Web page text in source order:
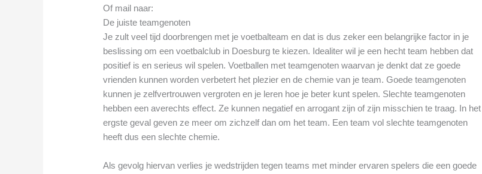
Of mail naar:
De juiste teamgenoten
Je zult veel tijd doorbrengen met je voetbalteam en dat is dus zeker een belangrijke factor in je
beslissing om een voetbalclub in Doesburg te kiezen. Idealiter wil je een hecht team hebben dat
positief is en serieus wil spelen. Voetballen met teamgenoten waarvan je denkt dat ze goede
vrienden kunnen worden verbetert het plezier en de chemie van je team. Goede teamgenoten
kunnen je zelfvertrouwen vergroten en je leren hoe je beter kunt spelen. Slechte teamgenoten
hebben een averechts effect. Ze kunnen negatief en arrogant zijn of zijn misschien te traag. In het
ergste geval geven ze meer om zichzelf dan om het team. Een team vol slechte teamgenoten
heeft dus een slechte chemie.
Als gevolg hiervan verlies je wedstrijden tegen teams met minder ervaren spelers die een goede